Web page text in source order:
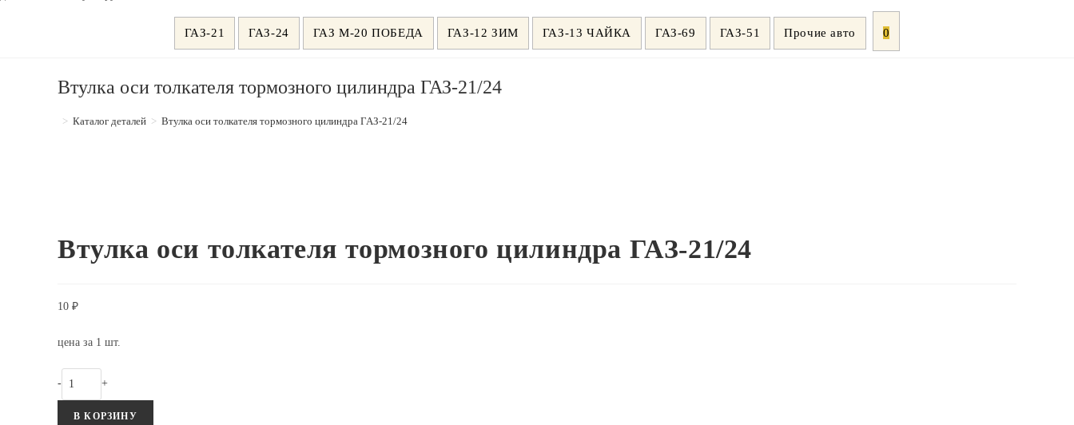
ГАЗ-21 ГАЗ-24 ГАЗ М-20 ПОБЕДА ГАЗ-12 ЗИМ ГАЗ-13 ЧАЙКА ГАЗ-69 ГАЗ-51 Прочие авто 0
Втулка оси толкателя тормозного цилиндра ГАЗ-21/24
> Каталог деталей > Втулка оси толкателя тормозного цилиндра ГАЗ-21/24
Втулка оси толкателя тормозного цилиндра ГАЗ-21/24
10 ₽
цена за 1 шт.
Количество
Втулка
- +
В КОРЗИНУ